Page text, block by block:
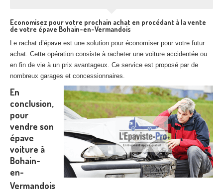
Economisez pour votre prochain achat en procédant à la vente
de votre épave Bohain-en-Vermandois
Le rachat d’épave est une solution pour économiser pour votre futur
achat. Cette opération consiste à racheter une voiture accidentée ou
en fin de vie à un prix avantageux. Ce service est proposé par de
nombreux garages et concessionnaires.
En
conclusion,
pour
vendre son
épave
voiture à
Bohain-
en-
Vermandois